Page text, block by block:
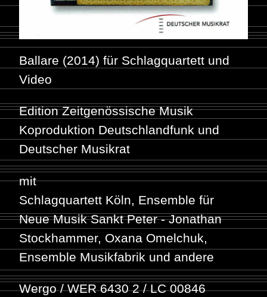
Ballare (2014) für Schlagquartett und
Video
Edition Zeitgenössische Musik
Koproduktion Deutschlandfunk und
Deutscher Musikrat
mit
Schlagquartett Köln, Ensemble für
Neue Musik Sankt Peter -Jonathan
Stockhammer, Oxana Omelchuk,
Ensemble Musikfabrik und andere
Wergo / WER 6430 2 / LC 00846